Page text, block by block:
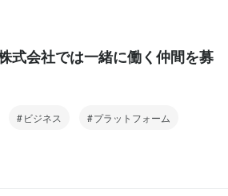
式会社では一緒に働く仲間を募
ビジネス プラットフォーム